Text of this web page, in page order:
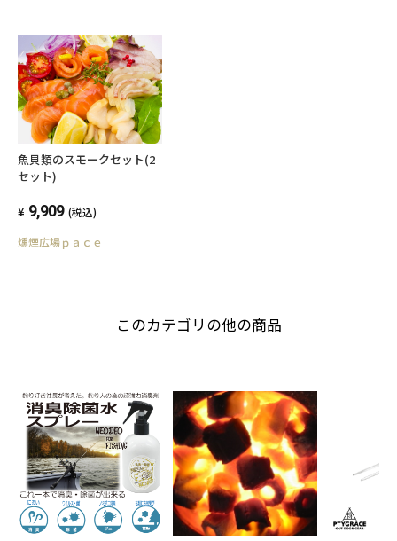
魚貝類のスモークセット(2
セット)
9,909 (税込)
燻煙広場ｐａｃｅ
このカテゴリの他の商品